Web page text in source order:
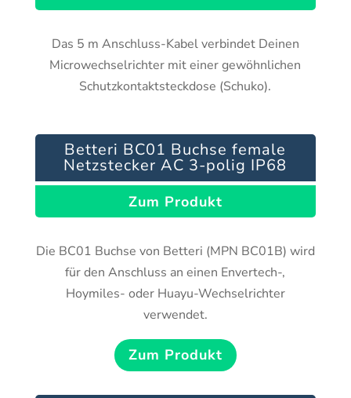
Das 5 m Anschluss-Kabel verbindet Deinen
Microwechselrichter mit einer gewöhnlichen
Schutzkontaktsteckdose (Schuko).
Betteri BC01 Buchse female
Netzstecker AC 3-polig IP68
Zum Produkt
Die BC01 Buchse von Betteri (MPN BC01B) wird
für den Anschluss an einen Envertech-,
Hoymiles- oder Huayu-Wechselrichter
verwendet.
Zum Produkt